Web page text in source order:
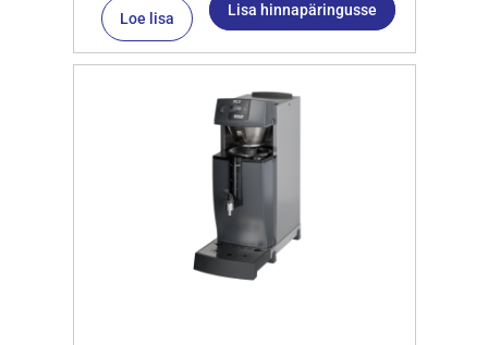
Loe lisa Lisa hinnapäringusse